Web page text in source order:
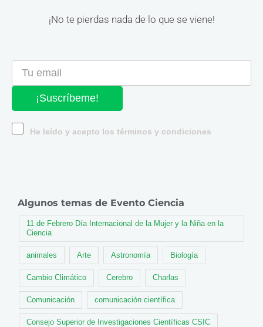
¡No te pierdas nada de lo que se viene!
¡Suscríbeme!
He leído y acepto los términos y condiciones
Algunos temas de Evento Ciencia
11 de Febrero Día Internacional de la Mujer y la Niña en la
Ciencia
animales Arte Astronomía Biología
Cambio Climático Cerebro Charlas
Comunicación comunicación científica
Consejo Superior de Investigaciones Científicas CSIC